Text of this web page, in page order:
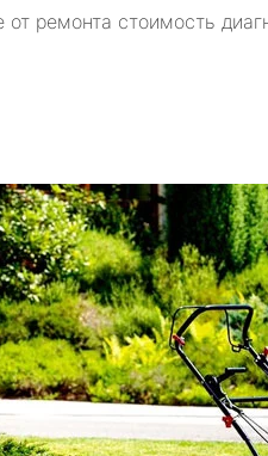
от ремонта стоимость